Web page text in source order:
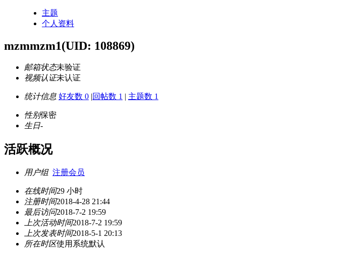
主题
个人资料
mzmmzm1(UID: 108869)
邮箱状态未验证
视频认证未认证
统计信息 好友数 0 |回帖数 1 | 主题数 1
性别保密
生日-
活跃概况
用户组 注册会员
在线时间29 小时
注册时间2018-4-28 21:44
最后访问2018-7-2 19:59
上次活动时间2018-7-2 19:59
上次发表时间2018-5-1 20:13
所在时区使用系统默认